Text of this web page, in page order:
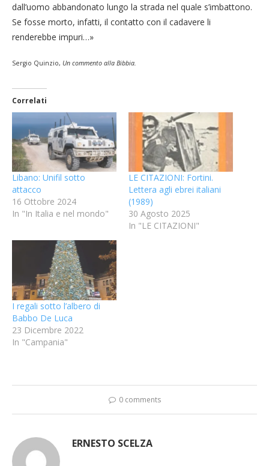
dall’uomo abbandonato lungo la strada nel quale s’imbattono.
Se fosse morto, infatti, il contatto con il cadavere li
renderebbe impuri…»
Sergio Quinzio, Un commento alla Bibbia.
Correlati
Libano: Unifil sotto
attacco
16 Ottobre 2024
In "In Italia e nel mondo"
LE CITAZIONI: Fortini.
Lettera agli ebrei italiani
(1989)
30 Agosto 2025
In "LE CITAZIONI"
I regali sotto l’albero di
Babbo De Luca
23 Dicembre 2022
In "Campania"
0 comments
ERNESTO SCELZA